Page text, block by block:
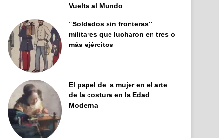
Vuelta al Mundo
“Soldados sin fronteras”,
militares que lucharon en tres o
más ejércitos
El papel de la mujer en el arte
de la costura en la Edad
Moderna